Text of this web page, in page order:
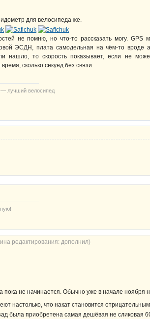
для велосипеда же.
не помню, но что-то рассказать могу. GPS
ЭСДН, плата самодельная на чём-то вроде
нашло, то скорость показывает, если не
сколько секунд без связи.
— лучший велосипед
редактирования: дополнил)
пока не начинается. Обычно уже в начале ноября
настолько, что накат становится отрицательным
была приобретена самая дешёвая не сликовая